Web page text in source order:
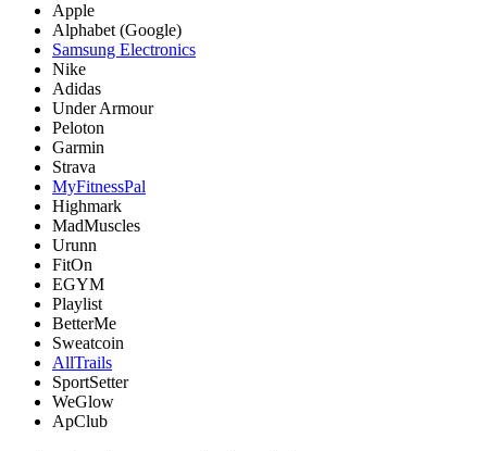
Apple
Alphabet (Google)
Samsung Electronics
Nike
Adidas
Under Armour
Peloton
Garmin
Strava
MyFitnessPal
Highmark
MadMuscles
Urunn
FitOn
EGYM
Playlist
BetterMe
Sweatcoin
AllTrails
SportSetter
WeGlow
ApClub